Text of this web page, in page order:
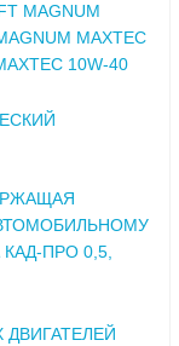
MAGNUM
MAXTEC
10W-40
ПРО 0,5,